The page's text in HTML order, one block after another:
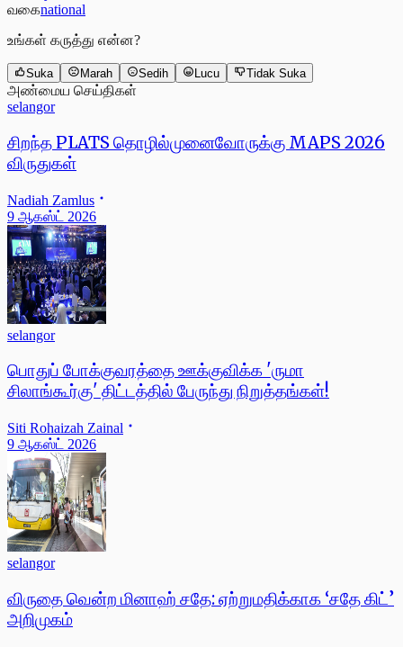
வகைnational
உங்கள் கருத்து என்ன?
Suka Marah Sedih Lucu Tidak Suka
அண்மைய செய்திகள்
selangor
சிறந்த PLATS தொழில்முனைவோருக்கு MAPS 2026
விருதுகள்
Nadiah Zamlus
9 ஆகஸ்ட் 2026
selangor
பொதுப் போக்குவரத்தை ஊக்குவிக்க 'ருமா
சிலாங்கூர்கு' திட்டத்தில் பேருந்து நிறுத்தங்கள்!
Siti Rohaizah Zainal
9 ஆகஸ்ட் 2026
selangor
விருதை வென்ற மினாஹ் சதே: ஏற்றுமதிக்காக ‘சதே கிட்’
அறிமுகம்